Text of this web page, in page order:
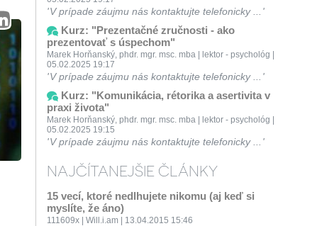
V prípade záujmu nás kontaktujte telefonicky ...
Kurz: "Prezentačné zručnosti - ako
prezentovať s úspechom"
Marek Horňanský, phdr. mgr. msc. mba | lektor - psychológ |
05.02.2025 19:17
V prípade záujmu nás kontaktujte telefonicky ...
Kurz: "Komunikácia, rétorika a asertivita v
praxi života"
Marek Horňanský, phdr. mgr. msc. mba | lektor - psychológ |
05.02.2025 19:15
V prípade záujmu nás kontaktujte telefonicky ...
NAJČÍTANEJŠIE ČLÁNKY
15 vecí, ktoré nedlhujete nikomu (aj keď si
myslíte, že áno)
111609x | Will.i.am | 13.04.2015 15:46